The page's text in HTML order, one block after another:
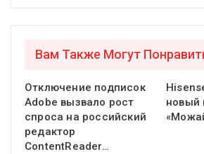
Вам Также Могут
Отключение подписок
Adobe вызвало рост
спроса на российский
редактор
ContentReader…
новый